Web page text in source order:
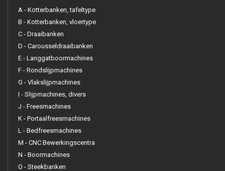
A - Kotterbanken, tafeltype
B - Kotterbanken, vloertype
C - Draaibanken
D - Carousseldraaibanken
E - Langgatboormachines
F - Rondslijpmachines
G - Vlakslijpmachines
I - Slijpmachines, divers
J - Freesmachines
K - Portaalfreesmachines
L - Bedfreesmachines
M - CNC Bewerkingscentra
N - Boormachines
O - Steekbanken